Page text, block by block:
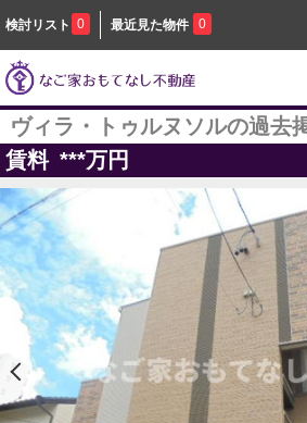
検討リスト 0 最近見た物件 0
ヴィラ・トゥルヌソルの過去
賃料 ***万円